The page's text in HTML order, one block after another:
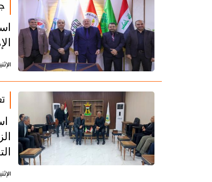
الإثنين 14 يوليو 2025 -
الإثنين 30 يونيو 2025 -